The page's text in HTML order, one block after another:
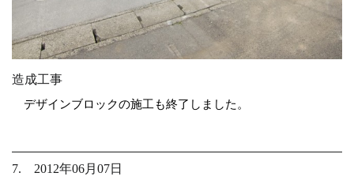
造成工事
デザインブロックの施工も終了しました。
7. 2012年06月07日